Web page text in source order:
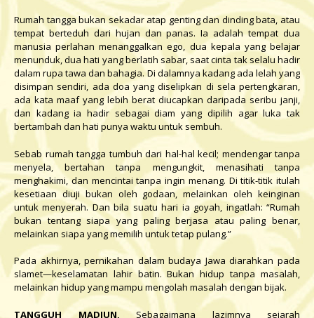
Rumah tangga bukan sekadar atap genting dan dinding bata, atau
tempat berteduh dari hujan dan panas. Ia adalah tempat dua
manusia perlahan menanggalkan ego, dua kepala yang belajar
menunduk, dua hati yang berlatih sabar, saat cinta tak selalu hadir
dalam rupa tawa dan bahagia. Di dalamnya kadang ada lelah yang
disimpan sendiri, ada doa yang diselipkan di sela pertengkaran,
ada kata maaf yang lebih berat diucapkan daripada seribu janji,
dan kadang ia hadir sebagai diam yang dipilih agar luka tak
bertambah dan hati punya waktu untuk sembuh.
Sebab rumah tangga tumbuh dari hal-hal kecil; mendengar tanpa
menyela, bertahan tanpa mengungkit, menasihati tanpa
menghakimi, dan mencintai tanpa ingin menang. Di titik-titik itulah
kesetiaan diuji bukan oleh godaan, melainkan oleh keinginan
untuk menyerah. Dan bila suatu hari ia goyah, ingatlah: “Rumah
bukan tentang siapa yang paling berjasa atau paling benar,
melainkan siapa yang memilih untuk tetap pulang.”
Pada akhirnya, pernikahan dalam budaya Jawa diarahkan pada
slamet—keselamatan lahir batin. Bukan hidup tanpa masalah,
melainkan hidup yang mampu mengolah masalah dengan bijak.
TANGGUH MADIUN,Sebagaimana lazimnya sejarah